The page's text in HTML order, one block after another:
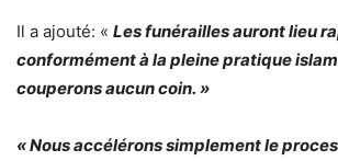
Il a ajouté: « Les funérailles auront lieu
conformément à la pleine pratique
couperons aucun coin. »
« Nous accélérons simplement le